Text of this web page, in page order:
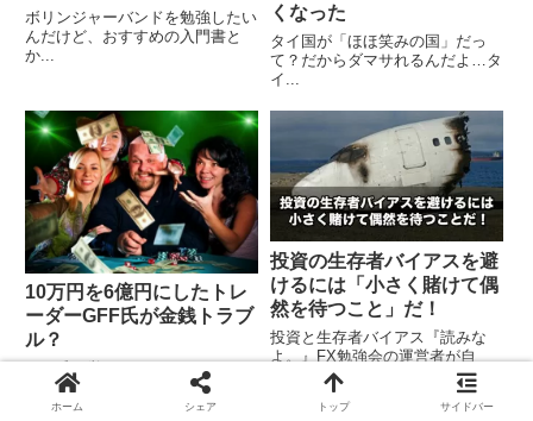
ボリンジャーバンドを勉強したい
んだけど、おすすめの入門書と
か...
くなった
タイ国が「ほほ笑みの国」だっ
て？だからダマサれるんだよ…タ
イ...
10万円を6億円にしたトレ
ーダーGFF氏が金銭トラブ
ル？
GFF氏を覚えていますか？GIFF
氏（通称「グフフ」）を覚え...
投資の生存者バイアスを避
けるには「小さく賭けて偶
然を待つこと」だ！
投資と生存者バイアス『読みな
よ。』FX勉強会の運営者が自
ホーム シェア トップ サイドバー